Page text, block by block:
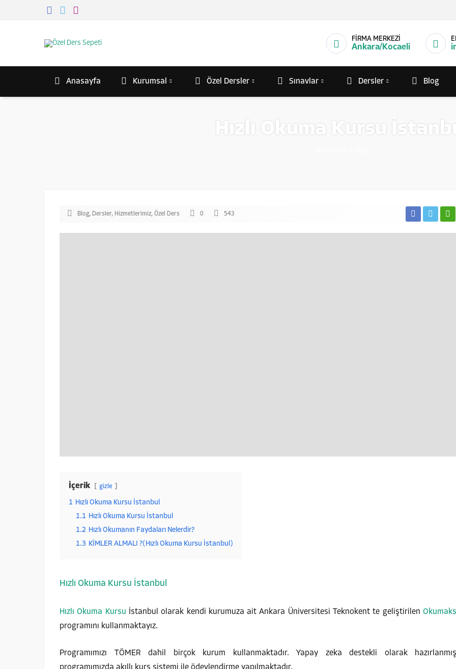
FİRMA MERKEZİ
Ankara/Kocaeli
Anasayfa Kurumsal Özel Dersler Sınavlar Dersler Blog
Hızlı Okuma Kursu
Blog, Dersler, Hizmetlerimiz, Özel Ders 0 543
İçerik gizle
1 Hızlı Okuma Kursu İstanbul
1.1 Hızlı Okuma Kursu İstanbul
1.2 Hızlı Okumanın Faydaları Nelerdir?
1.3 KİMLER ALMALI ?(Hızlı Okuma Kursu İstanbul)
Hızlı Okuma Kursu İstanbul
Hızlı Okuma Kursu İstanbul olarak kendi kurumuza ait Ankara Üniversitesi Teknokent te geliştirilen
programını kullanmaktayız.
Programımızı TÖMER dahil birçok kurum kullanmaktadır. Yapay zeka destekli olarak hazırlanmış
programımızda akıllı kurs sistemi ile ödevlendirme yapılmaktadır.